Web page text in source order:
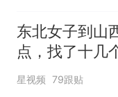
东北女子到山
点，找了十几
开门：午休到
星视频 79跟贴